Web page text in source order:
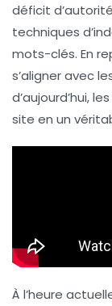
déficit d’autorité
techniques
mots-clés. En
s’aligner avec
d’aujourd’hui,
site en un
À l’heure